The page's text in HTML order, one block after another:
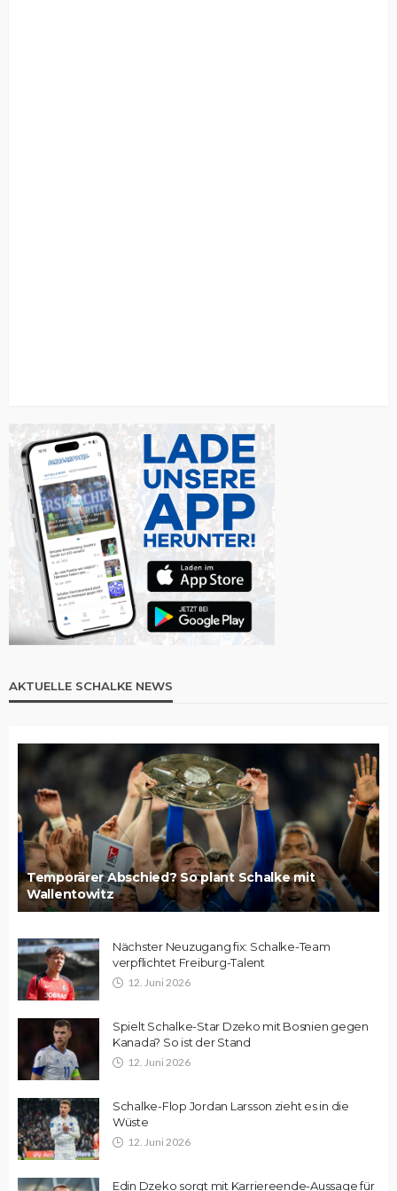
AKTUELLE SCHALKE NEWS
Temporärer Abschied? So plant Schalke mit
Wallentowitz
Nächster Neuzugang fix: Schalke-Team
verpflichtet Freiburg-Talent
12. Juni 2026
Spielt Schalke-Star Dzeko mit Bosnien gegen
Kanada? So ist der Stand
12. Juni 2026
Schalke-Flop Jordan Larsson zieht es in die
Wüste
12. Juni 2026
Edin Dzeko sorgt mit Karriereende-Aussage für